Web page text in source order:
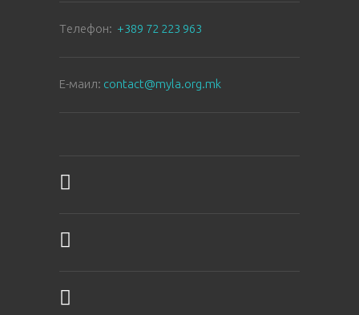
Tелефон: +389 72 223 963
E-маил: contact@myla.org.mk